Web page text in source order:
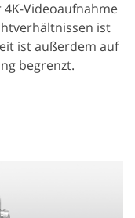
Videoaufnahme
ist
ist außerdem auf
begrenzt.